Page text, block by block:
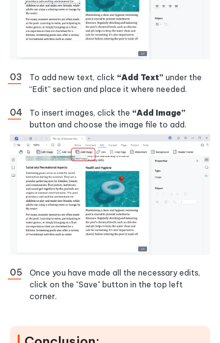
To add new text, click “Add Text” under the
“Edit” section and place it where needed.
To insert images, click the “Add Image”
button and choose the image file to add.
Once you have made all the necessary edits,
click on the "Save" button in the top left
corner.